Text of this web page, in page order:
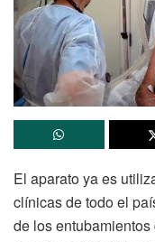
El aparato ya es
clínicas de todo el
de los